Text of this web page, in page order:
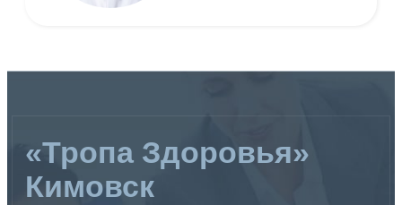
«Тропа Здоровья»
Кимовск